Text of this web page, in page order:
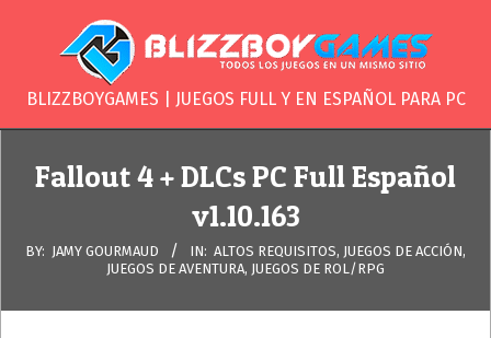
BLIZZBOYGAMES | JUEGOS FULL Y EN ESPAÑOL PARA PC
Navigation
Fallout 4 + DLCs PC Full Español
v1.10.163
BY: JAMY GOURMAUD IN: ALTOS REQUISITOS, JUEGOS DE ACCIÓN,
JUEGOS DE AVENTURA, JUEGOS DE ROL/RPG